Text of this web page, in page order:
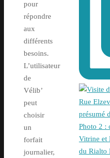
pour
répondre
aux
différents
besoins.
L’utilisateur
de
Vélib’
peut
choisir
un
forfait
journalier,